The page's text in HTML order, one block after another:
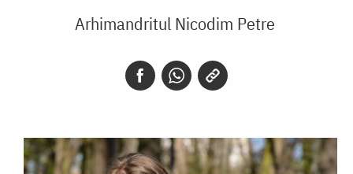
Arhimandritul Nicodim Petre